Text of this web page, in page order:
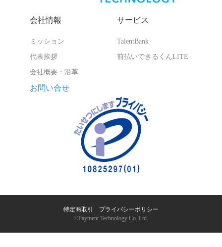
会社情報
ミッション
代表挨拶
会社概要・沿革
サービス
TalentBank
前払いできるくんLITE
お問い合せ
特定商取引
プライバシーポリシー
©︎Payment Technology Co. Ltd.